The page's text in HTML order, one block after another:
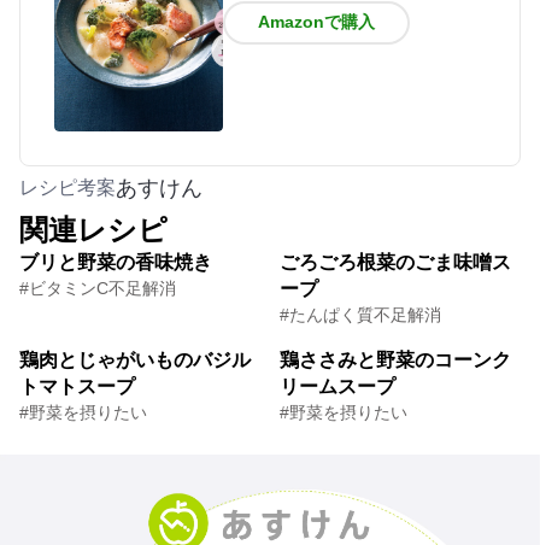
Amazonで購入
レシピ考案あすけん
関連レシピ
ブリと野菜の香味焼き
#ビタミンC不足解消
ごろごろ根菜のごま味噌ス
ープ
#たんぱく質不足解消
鶏肉とじゃがいものバジル
トマトスープ
#野菜を摂りたい
鶏ささみと野菜のコーンク
リームスープ
#野菜を摂りたい